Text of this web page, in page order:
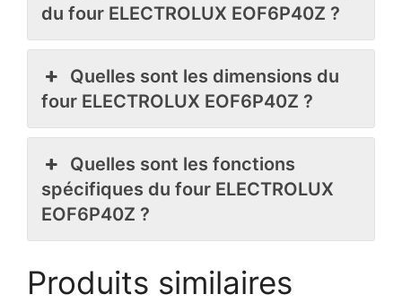
du four ELECTROLUX EOF6P40Z ?
Quelles sont les dimensions du
four ELECTROLUX EOF6P40Z ?
Quelles sont les fonctions
spécifiques du four ELECTROLUX
EOF6P40Z ?
Produits similaires